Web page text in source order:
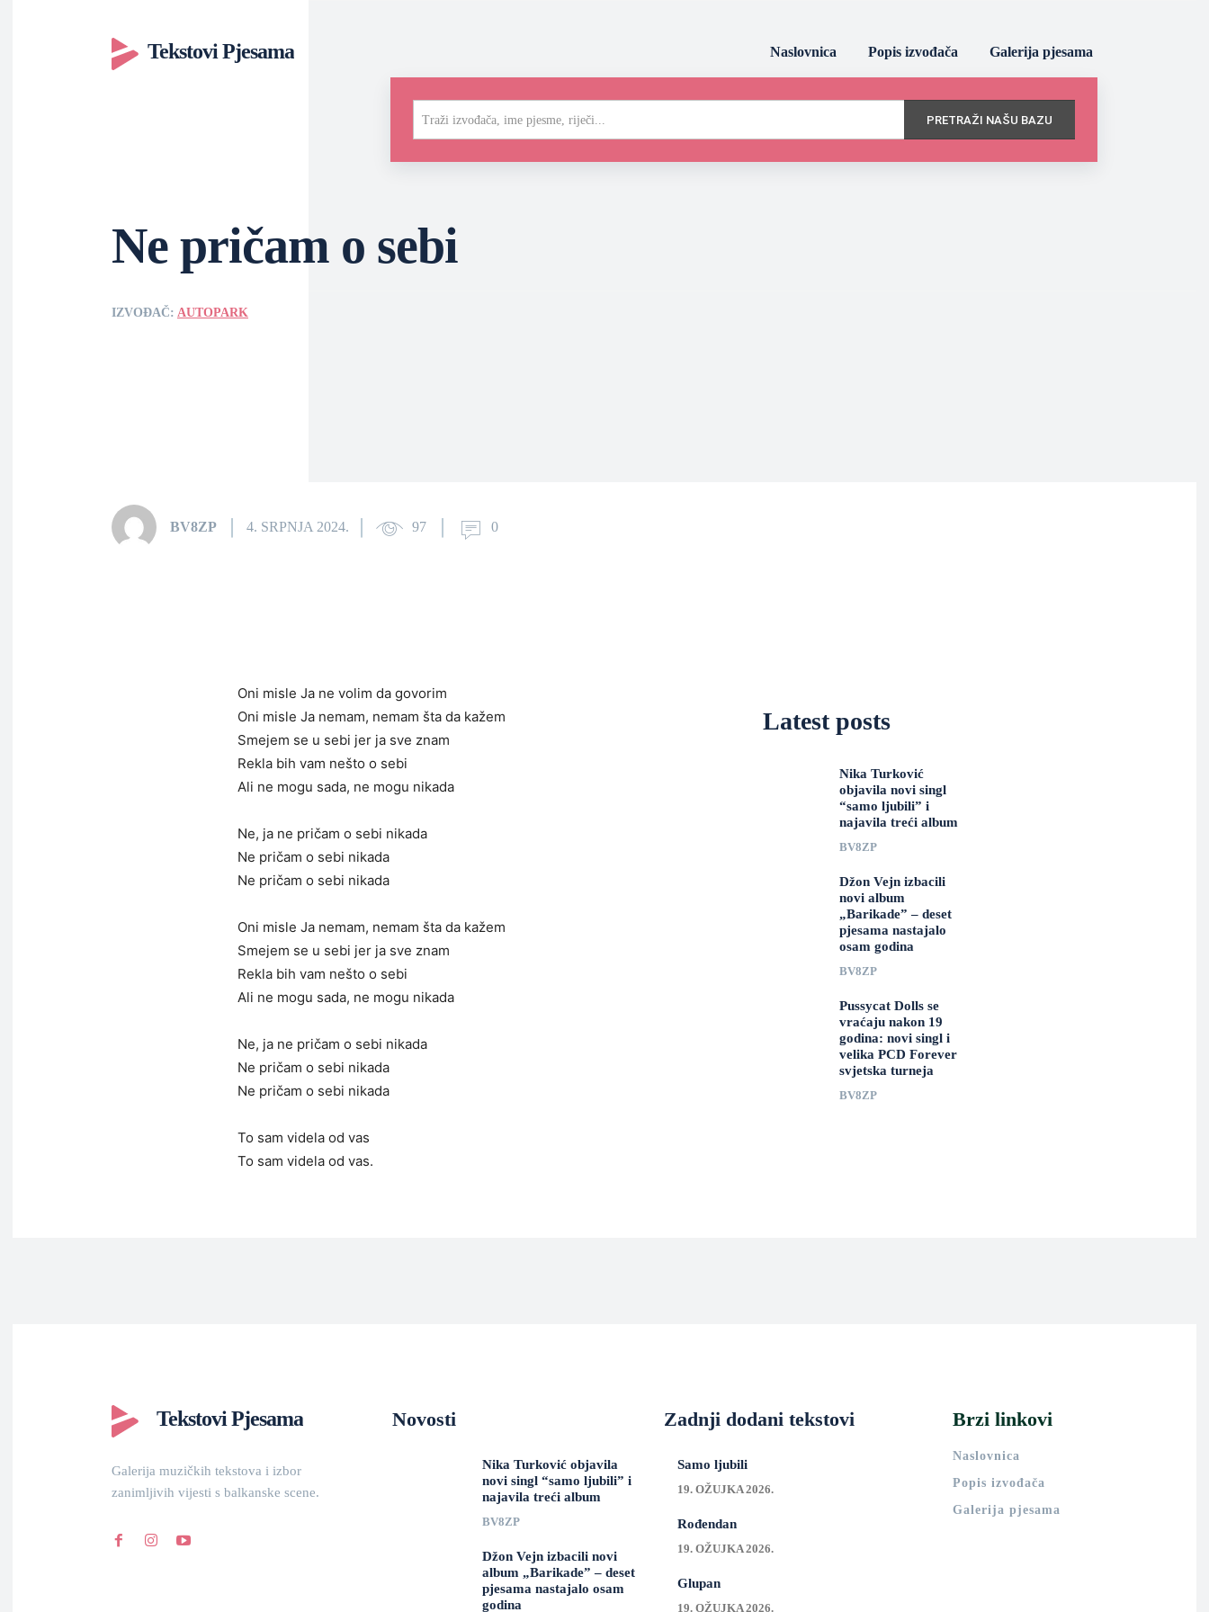
Tekstovi Pjesama Naslovnica Popis izvođača Galerija pjesama
Traži izvođača, ime pjesme, riječi... PRETRAŽI NAŠU BAZU
Ne pričam o sebi
IZVOĐAČ: AUTOPARK
BV8ZP 4. SRPNJA 2024. 97 0
Oni misle Ja ne volim da govorim
Oni misle Ja nemam, nemam šta da kažem
Smejem se u sebi jer ja sve znam
Rekla bih vam nešto o sebi
Ali ne mogu sada, ne mogu nikada
Ne, ja ne pričam o sebi nikada
Ne pričam o sebi nikada
Ne pričam o sebi nikada
Oni misle Ja nemam, nemam šta da kažem
Smejem se u sebi jer ja sve znam
Rekla bih vam nešto o sebi
Ali ne mogu sada, ne mogu nikada
Ne, ja ne pričam o sebi nikada
Ne pričam o sebi nikada
Ne pričam o sebi nikada
To sam videla od vas
To sam videla od vas.
Latest posts
Nika Turković
objavila novi singl
“samo ljubili” i
najavila treći album
BV8ZP
Džon Vejn izbacili
novi album
„Barikade” – deset
pjesama nastajalo
osam godina
BV8ZP
Pussycat Dolls se
vraćaju nakon 19
godina: novi singl i
velika PCD Forever
svjetska turneja
BV8ZP
Tekstovi Pjesama
Galerija muzičkih tekstova i izbor
zanimljivih vijesti s balkanske scene.
Novosti
Nika Turković objavila
novi singl “samo ljubili” i
najavila treći album
BV8ZP
Džon Vejn izbacili novi
album „Barikade” – deset
pjesama nastajalo osam
godina
Zadnji dodani tekstovi
Samo ljubili
19. OŽUJKA 2026.
Rođendan
19. OŽUJKA 2026.
Glupan
19. OŽUJKA 2026.
Brzi linkovi
Naslovnica
Popis izvođača
Galerija pjesama